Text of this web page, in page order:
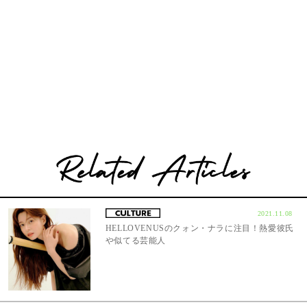
2021.11.08
HELLOVENUSのクォン・ナラに注目！熱愛彼氏
や似てる芸能人